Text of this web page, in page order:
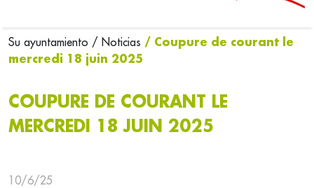
Su ayuntamiento / Noticias / Coupure de courant le
mercredi 18 juin 2025
COUPURE DE COURANT LE
MERCREDI 18 JUIN 2025
10/6/25